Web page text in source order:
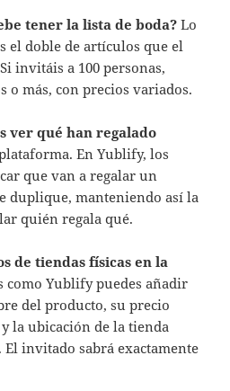
tener la lista de boda? Lo
el doble de artículos que el
invitáis a 100 personas,
o más, con precios variados.
ver qué han regalado
En Yublify, los
que van a regalar un
duplique, manteniendo así la
quién regala qué.
de tiendas físicas en la
como Yublify puedes añadir
del producto, su precio
la ubicación de la tienda
El invitado sabrá exactamente